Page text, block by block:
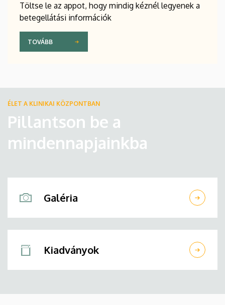
Töltse le az appot, hogy mindig kéznél legyenek a
betegellátási információk
TOVÁBB
ÉLET A KLINIKAI KÖZPONTBAN
Pillantson be a
mindennapjainkba
Galéria
Kiadványok